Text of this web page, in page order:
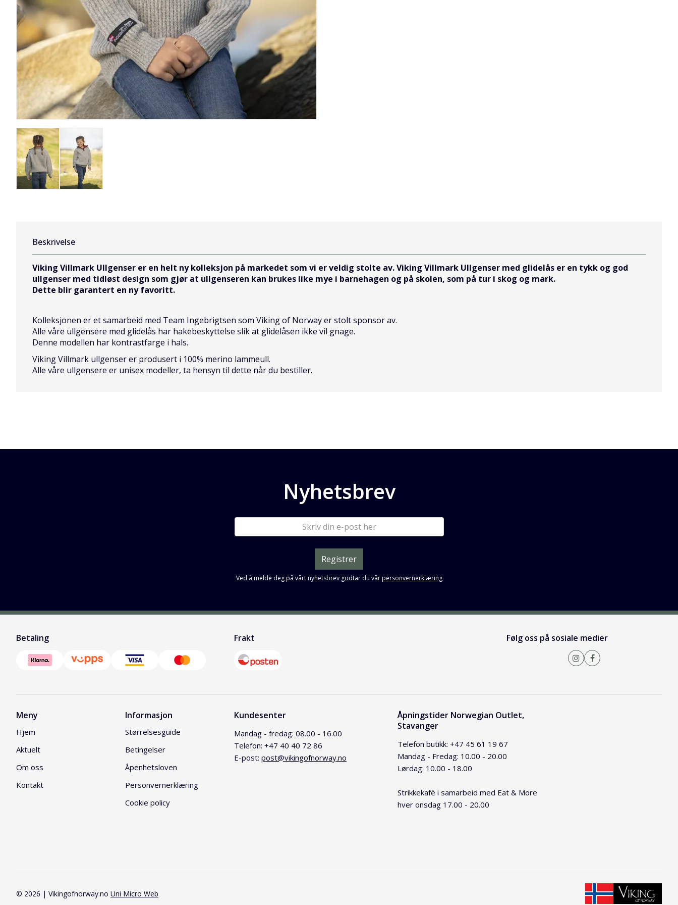
Beskrivelse
Viking Villmark Ullgenser er en helt ny kolleksjon på markedet som vi er veldig stolte av. Viking Villmark Ullgenser med glidelås er en tykk og god
ullgenser med tidløst design som gjør at ullgenseren kan brukes like mye i barnehagen og på skolen, som på tur i skog og mark.
Dette blir garantert en ny favoritt.
Kolleksjonen er et samarbeid med Team Ingebrigtsen som Viking of Norway er stolt sponsor av.
Alle våre ullgensere med glidelås har hakebeskyttelse slik at glidelåsen ikke vil gnage.
Denne modellen har kontrastfarge i hals.
Viking Villmark ullgenser er produsert i 100% merino lammeull.
Alle våre ullgensere er unisex modeller, ta hensyn til dette når du bestiller.
Nyhetsbrev
Registrer
Ved å melde deg på vårt nyhetsbrev godtar du vår personvernerklæring
Betaling Frakt Følg oss på sosiale medier
Meny
Hjem
Aktuelt
Om oss
Kontakt
Informasjon
Størrelsesguide
Betingelser
Åpenhetsloven
Personvernerklæring
Cookie policy
Kundesenter
Mandag - fredag: 08.00 - 16.00
Telefon: +47 40 40 72 86
E-post: post@vikingofnorway.no
Åpningstider Norwegian Outlet,
Stavanger
Telefon butikk: +47 45 61 19 67
Mandag - Fredag: 10.00 - 20.00
Lørdag: 10.00 - 18.00
Strikkekafè i samarbeid med Eat & More
hver onsdag 17.00 - 20.00
© 2026 | Vikingofnorway.no Uni Micro Web